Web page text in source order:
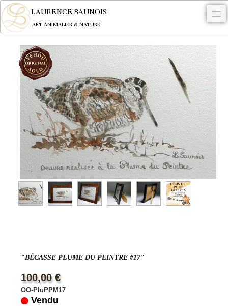
LAURENCE SAUNOIS
ART ANIMALIER & NATURE
NYMPHEUS LUMINANSIS.
OEUVRES
BECASSE
COMMANDE
L'ARTISTE.
NEWS
CONTACT
Français
"BÉCASSE PLUME DU PEINTRE #17"
100,00 €
OO-PluPPM17
Vendu